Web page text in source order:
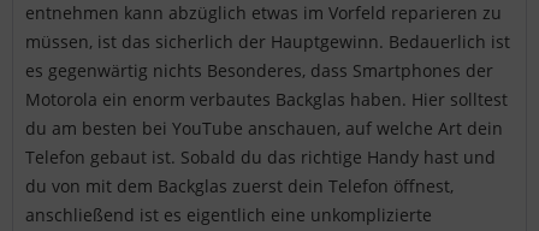
entnehmen kann abzüglich etwas im Vorfeld reparieren zu
müssen, ist das sicherlich der Hauptgewinn. Bedauerlich ist
es gegenwärtig nichts Besonderes, dass Smartphones der
Motorola ein enorm verbautes Backglas haben. Hier solltest
du am besten bei YouTube anschauen, auf welche Art dein
Telefon gebaut ist. Sobald du das richtige Handy hast und
du von mit dem Backglas zuerst dein Telefon öffnest,
anschließend ist es eigentlich eine unkomplizierte